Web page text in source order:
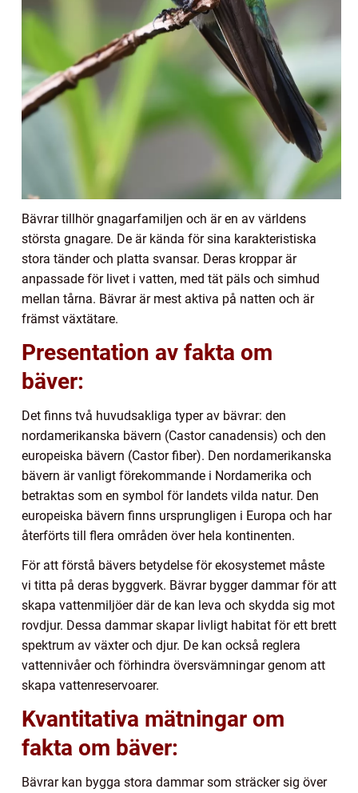
Bävrar tillhör gnagarfamiljen och är en av världens
största gnagare. De är kända för sina karakteristiska
stora tänder och platta svansar. Deras kroppar är
anpassade för livet i vatten, med tät päls och simhud
mellan tårna. Bävrar är mest aktiva på natten och är
främst växtätare.
Presentation av fakta om
bäver:
Det finns två huvudsakliga typer av bävrar: den
nordamerikanska bävern (Castor canadensis) och den
europeiska bävern (Castor fiber). Den nordamerikanska
bävern är vanligt förekommande i Nordamerika och
betraktas som en symbol för landets vilda natur. Den
europeiska bävern finns ursprungligen i Europa och har
återförts till flera områden över hela kontinenten.
För att förstå bävers betydelse för ekosystemet måste
vi titta på deras byggverk. Bävrar bygger dammar för att
skapa vattenmiljöer där de kan leva och skydda sig mot
rovdjur. Dessa dammar skapar livligt habitat för ett brett
spektrum av växter och djur. De kan också reglera
vattennivåer och förhindra översvämningar genom att
skapa vattenreservoarer.
Kvantitativa mätningar om
fakta om bäver:
Bävrar kan bygga stora dammar som sträcker sig över